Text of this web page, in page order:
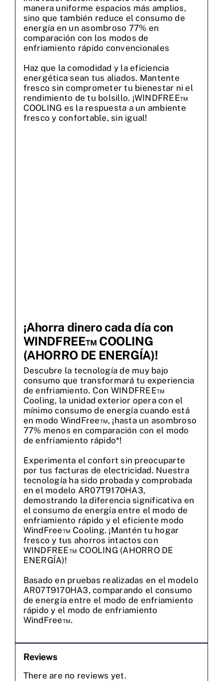
manera uniforme espacios más amplios,
sino que también reduce el consumo de
energía en un asombroso 77% en
comparación con los modos de
enfriamiento rápido convencionales
Haz que la comodidad y la eficiencia
energética sean tus aliados. Mantente
fresco sin comprometer tu bienestar ni el
rendimiento de tu bolsillo. ¡WINDFREE™
COOLING es la respuesta a un ambiente
fresco y confortable, sin igual!
¡Ahorra dinero cada día con
WINDFREE™ COOLING
(AHORRO DE ENERGÍA)!
Descubre la tecnología de muy bajo
consumo que transformará tu experiencia
de enfriamiento. Con WINDFREE™
Cooling, la unidad exterior opera con el
mínimo consumo de energía cuando está
en modo WindFree™, ¡hasta un asombroso
77% menos en comparación con el modo
de enfriamiento rápido*!
Experimenta el confort sin preocuparte
por tus facturas de electricidad. Nuestra
tecnología ha sido probada y comprobada
en el modelo AR07T9170HA3,
demostrando la diferencia significativa en
el consumo de energía entre el modo de
enfriamiento rápido y el eficiente modo
WindFree™ Cooling. ¡Mantén tu hogar
fresco y tus ahorros intactos con
WINDFREE™ COOLING (AHORRO DE
ENERGÍA)!
Basado en pruebas realizadas en el modelo
AR07T9170HA3, comparando el consumo
de energía entre el modo de enfriamiento
rápido y el modo de enfriamiento
WindFree™.
Reviews
There are no reviews yet.